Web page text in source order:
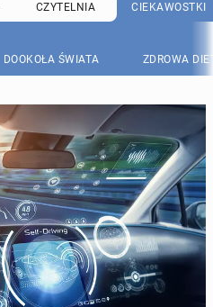
CZYTELNIA CIEKAWOSTKI
DOOKOŁA ŚWIATA ZDROWA